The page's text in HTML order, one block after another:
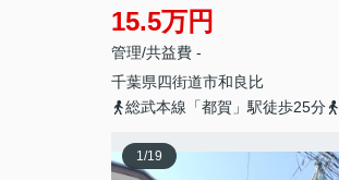
15.5万円
管理/共益費 -
千葉県四街道市和良比
総武本線「都賀」駅徒歩25分
1/19